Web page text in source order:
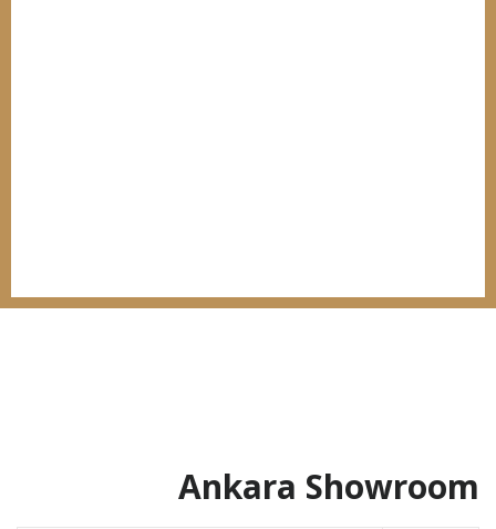
Ankara Showroom